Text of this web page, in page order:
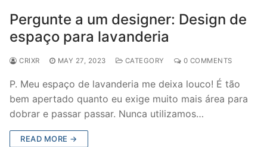
Pergunte a um designer: Design de
espaço para lavanderia
CRIXR MAY 27, 2023 CATEGORY 0 COMMENTS
P. Meu espaço de lavanderia me deixa louco! É tão
bem apertado quanto eu exige muito mais área para
dobrar e passar passar. Nunca utilizamos…
READ MORE →